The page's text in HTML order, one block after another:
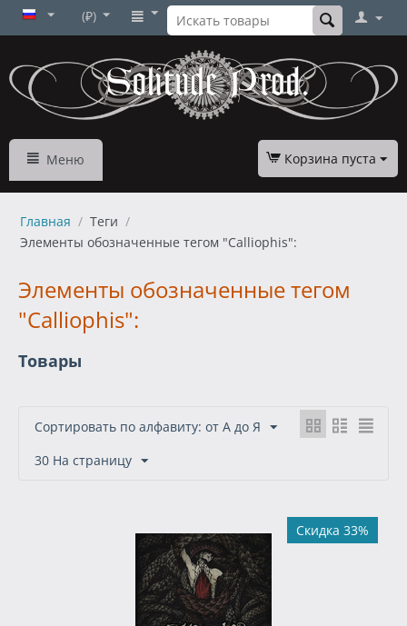
(₽)
Меню Корзина пуста
Главная / Теги /
Элементы обозначенные тегом "Calliophis":
Элементы обозначенные тегом
"Calliophis":
Товары
Сортировать по алфавиту: от А до Я
30 На страницу
Скидка 33%